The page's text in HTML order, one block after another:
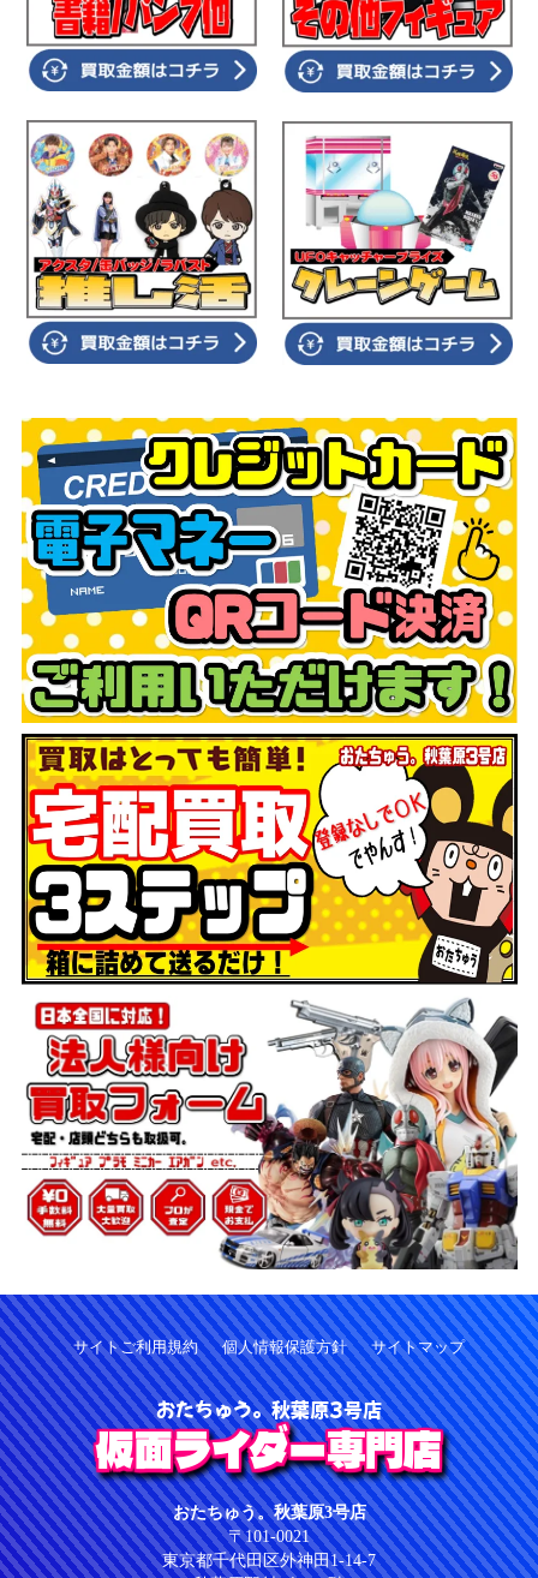
サイトご利用規約 個人情報保護方針 サイトマップ
おたちゅう。秋葉原3号店
仮面ライダー専門店
おたちゅう。秋葉原3号店
〒101-0021
東京都千代田区外神田1-14-7